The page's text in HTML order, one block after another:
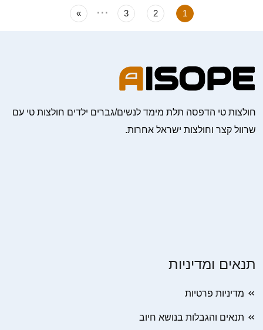
1
2
3
...
»
חולצות טי הדפסה תלת מימד לנשים/גברים ילדים חולצות טי עם
שרוול קצר וחולצות ישראל אחרות.
תנאים ומדיניות
מדיניות פרטיות
תנאים והגבלות בנושא חיוב